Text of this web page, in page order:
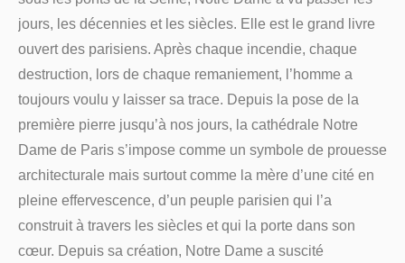
jours, les décennies et les siècles. Elle est le grand livre
ouvert des parisiens. Après chaque incendie, chaque
destruction, lors de chaque remaniement, l’homme a
toujours voulu y laisser sa trace. Depuis la pose de la
première pierre jusqu’à nos jours, la cathédrale Notre
Dame de Paris s’impose comme un symbole de prouesse
architecturale mais surtout comme la mère d’une cité en
pleine effervescence, d’un peuple parisien qui l’a
construit à travers les siècles et qui la porte dans son
cœur. Depuis sa création, Notre Dame a suscité